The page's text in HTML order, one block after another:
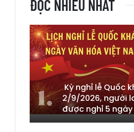
ĐỌC NHIỀU NHẤT
Kỳ nghỉ lễ Quốc
2/9/2026, người
được nghỉ 5